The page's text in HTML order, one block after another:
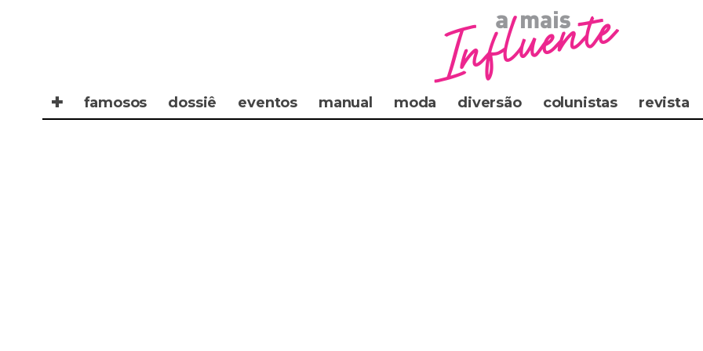
✚ famosos dossiê eventos manual moda diversão colunistas revista